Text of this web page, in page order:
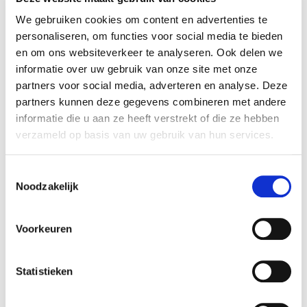
We gebruiken cookies om content en advertenties te
personaliseren, om functies voor social media te bieden
en om ons websiteverkeer te analyseren. Ook delen we
informatie over uw gebruik van onze site met onze
partners voor social media, adverteren en analyse. Deze
partners kunnen deze gegevens combineren met andere
informatie die u aan ze heeft verstrekt of die ze hebben
verzameld op basis van uw gebruik van hun services.
Noodzakelijk
Voorkeuren
Statistieken
2,59 2,59